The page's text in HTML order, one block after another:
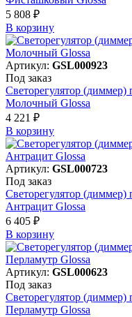
5 808 ₽
В корзинy
Артикул: GSL000923
Под заказ
Светорегулятор
Молочный Glossa
4 221 ₽
В корзинy
Артикул: GSL000723
Под заказ
Светорегулятор
Антрацит Glossa
6 405 ₽
В корзинy
Артикул: GSL000623
Под заказ
Светорегулятор
Перламутр Glossa